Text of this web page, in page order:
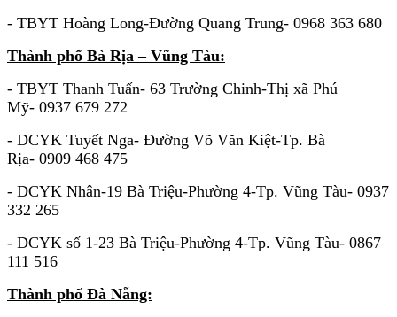
- TBYT Hoàng Long-Đường Quang Trung- 0968 363 680
Thành phố Bà Rịa – Vũng Tàu:
- TBYT Thanh Tuấn- 63 Trường Chinh-Thị xã Phú
Mỹ- 0937 679 272
- DCYK Tuyết Nga- Đường Võ Văn Kiệt-Tp. Bà
Rịa- 0909 468 475
- DCYK Nhân-19 Bà Triệu-Phường 4-Tp. Vũng Tàu- 0937
332 265
- DCYK số 1-23 Bà Triệu-Phường 4-Tp. Vũng Tàu- 0867
111 516
Thành phố Đà Nẵng: